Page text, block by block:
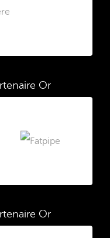
Or
Or